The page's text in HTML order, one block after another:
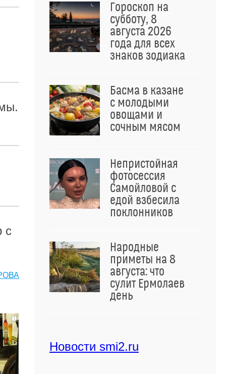
с
i
Гороскоп на
субботу, 8
августа 2026
года для всех
знаков зодиака
Басма в казане
с молодыми
овощами и
сочным мясом
Непристойная
фотосессия
Самойловой с
едой взбесила
поклонников
Народные
приметы на 8
августа: что
сулит Ермолаев
день
Новости smi2.ru